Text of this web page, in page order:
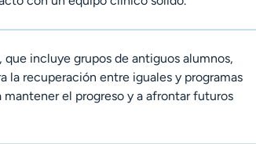
que incluye grupos de antiguos alumnos,
la recuperación entre iguales y programas
mantener el progreso y a afrontar futuros